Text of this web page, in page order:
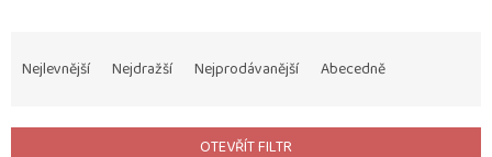
n
Nejlevnější Nejdražší Nejprodávanější Abecedně
OTEVŘÍT FILTR